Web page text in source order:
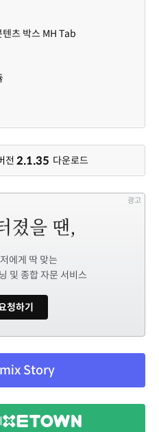
츠 박스 MH Tab
전 2.1.35 다운로드
광고
에게 딱 맞는
및 종합 자문 서비스
청하기
Story